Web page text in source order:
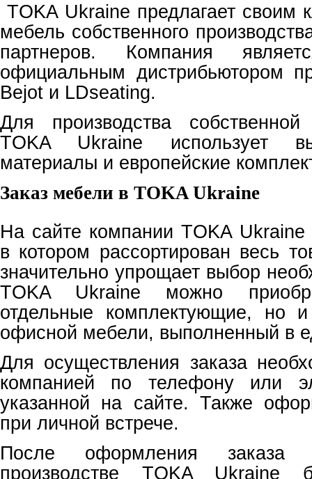
TOKA Ukraine предлагает своим
мебель собственного
партнеров. Компания
официальным дистрибьютором
Bejot и LDseating.
Для производства
TOKA
Ukraine использует
материалы и европейские
Заказ мебели в TOKA Ukraine
На сайте компанииTOKA Ukraine
в котором рассортирован весь
значительно упрощает выбор
TOKA
Ukraine можно
отдельные комплектующие, но
офисной мебели, выполненный в
Для осуществления заказа
компанией по телефону или
указанной на сайте. Также
при личной встрече.
После оформления заказа
производстве TOKA Ukraine